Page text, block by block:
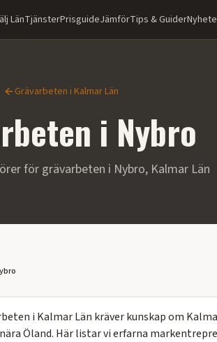
LänTjänsterPrisguideJämförTips & Guider
Grävarbeten i Kalmar Län
i Nybro
förgrävarbeten i Nybro, Kalmar Län
i Kalmar Län kräver kunskap om
Öland. Här listar vi erfarna